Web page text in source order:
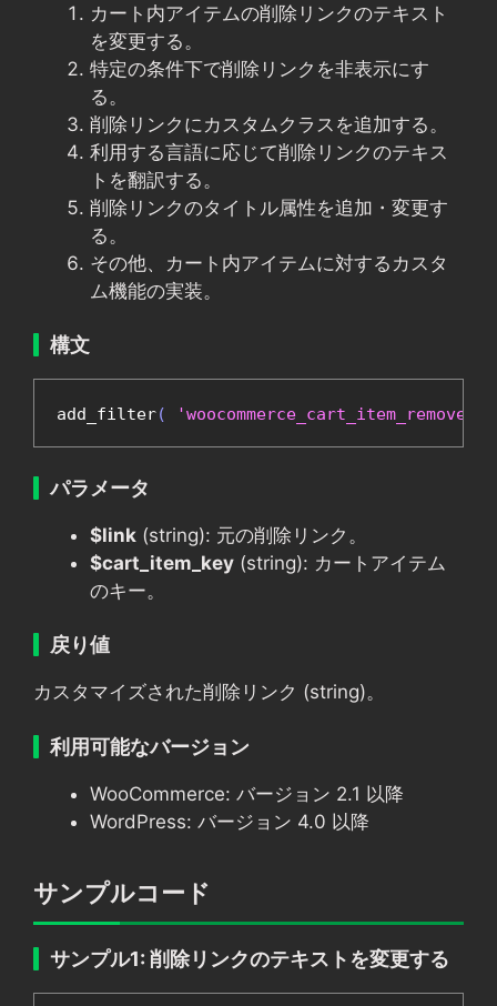
カート内アイテムの削除リンクのテキスト
を変更する。
特定の条件下で削除リンクを非表示にす
る。
削除リンクにカスタムクラスを追加する。
利用する言語に応じて削除リンクのテキス
トを翻訳する。
削除リンクのタイトル属性を追加・変更す
る。
その他、カート内アイテムに対するカスタ
ム機能の実装。
構文
add_filter(
パラメータ
$link (string): 元の削除リンク。
$cart_item_key (string): カートアイテム
のキー。
戻り値
カスタマイズされた削除リンク (string)。
利用可能なバージョン
WooCommerce: バージョン 2.1 以降
WordPress: バージョン 4.0 以降
サンプルコード
サンプル1: 削除リンクのテキストを変更する